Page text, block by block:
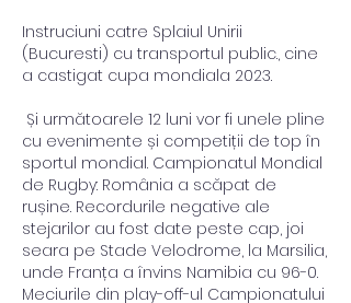
Instruciuni catre Splaiul Unirii
(Bucuresti) cu transportul public., cine
a castigat cupa mondiala 2023.
cu evenimente și competiții de top în
sportul mondial. Campionatul Mondial
de Rugby: România a scăpat de
rușine. Recordurile negative ale
stejarilor au fost date peste cap, joi
seara pe Stade Velodrome, la Marsilia,
unde Franța a învins Namibia cu 96-0.
Meciurile din play-off-ul Campionatului